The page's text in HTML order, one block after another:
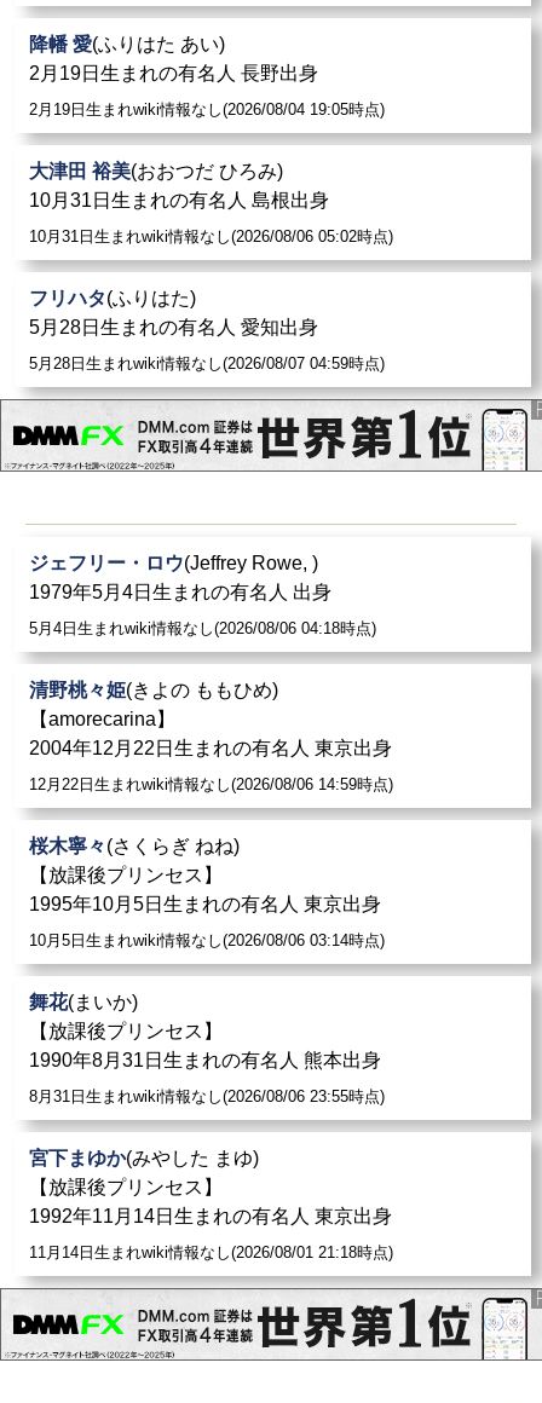
降幡 愛(ふりはた あい)
2月19日生まれの有名人 長野出身
2月19日生まれwiki情報なし(2026/08/04 19:05時点)
大津田 裕美(おおつだ ひろみ)
10月31日生まれの有名人 島根出身
10月31日生まれwiki情報なし(2026/08/06 05:02時点)
フリハタ(ふりはた)
5月28日生まれの有名人 愛知出身
5月28日生まれwiki情報なし(2026/08/07 04:59時点)
ジェフリー・ロウ(Jeffrey Rowe, )
1979年5月4日生まれの有名人 出身
5月4日生まれwiki情報なし(2026/08/06 04:18時点)
清野桃々姫(きよの ももひめ)
【amorecarina】
2004年12月22日生まれの有名人 東京出身
12月22日生まれwiki情報なし(2026/08/06 14:59時点)
桜木寧々(さくらぎ ねね)
【放課後プリンセス】
1995年10月5日生まれの有名人 東京出身
10月5日生まれwiki情報なし(2026/08/06 03:14時点)
舞花(まいか)
【放課後プリンセス】
1990年8月31日生まれの有名人 熊本出身
8月31日生まれwiki情報なし(2026/08/06 23:55時点)
宮下まゆか(みやした まゆ)
【放課後プリンセス】
1992年11月14日生まれの有名人 東京出身
11月14日生まれwiki情報なし(2026/08/01 21:18時点)